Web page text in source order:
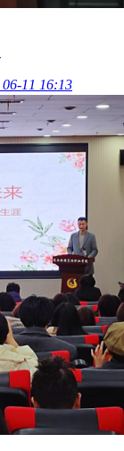
06-11 16:13